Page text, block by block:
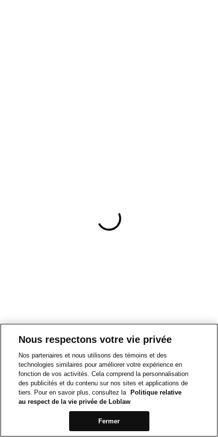
Nous respectons votre vie privée
Nos partenaires et nous utilisons des témoins et des
technologies similaires pour améliorer votre expérience en
fonction de vos activités. Cela comprend la personnalisation
des publicités et du contenu sur nos sites et applications de
tiers. Pour en savoir plus, consultez la
Politique relative
au respect de la vie privée de Loblaw
Fermer